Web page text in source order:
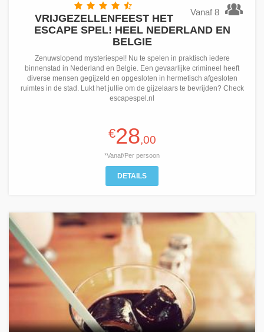
Vanaf 8
VRIJGEZELLENFEEST HET
ESCAPE SPEL! HEEL NEDERLAND EN
BELGIE
Zenuwslopend mysteriespel! Nu te spelen in praktisch iedere
binnenstad in Nederland en Belgie. Een gevaarlijke crimineel heeft
diverse mensen gegijzeld en opgesloten in hermetisch afgesloten
ruimtes in de stad. Lukt het jullie om de gijzelaars te bevrijden? Check
escapespel.nl
€28,00
*Vanaf/Per persoon
DETAILS